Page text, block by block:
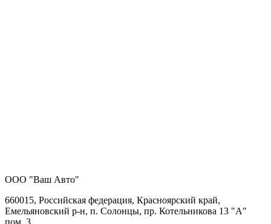
ООО "Ваш Авто"
660015, Российская федерация, Красноярский край,
Емельяновский р-н, п. Солонцы, пр. Котельникова 13 "А"
пом. 3